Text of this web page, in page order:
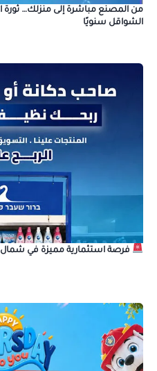
من المصنع مباشرة إلى منزلك… ثورة
الشواقل سنويًا
فرصة استثمارية مميزة في شمال